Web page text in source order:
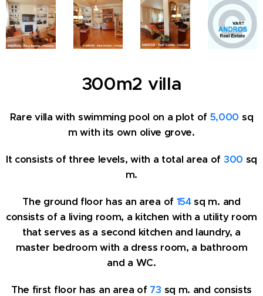
300m2 villa
Rare villa with swimming pool on a plot of 5,000 sq
m with its own olive grove.
It consists of three levels, with a total area of 300 sq
m.
The ground floor has an area of 154sq m. and
consists of a living room, a kitchen with a utility room
that serves as a second kitchen and laundry, a
master bedroom with a dress room, a bathroom
and a WC.
The first floor has an area of 73 sq m. and consists